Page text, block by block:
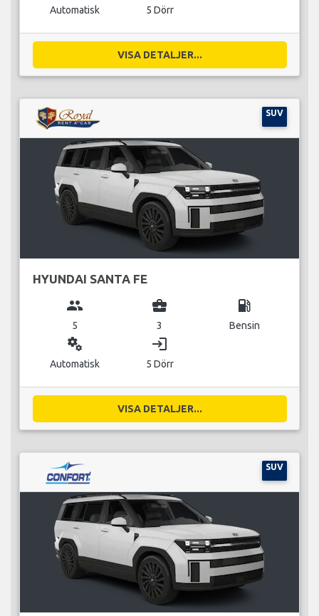
Automatisk 5 Dörr
VISA DETALJER...
SUV
HYUNDAI SANTA FE
group
5
business_center
3
local_gas_station
Bensin
miscellaneous_services
Automatisk
login
5 Dörr
VISA DETALJER...
SUV